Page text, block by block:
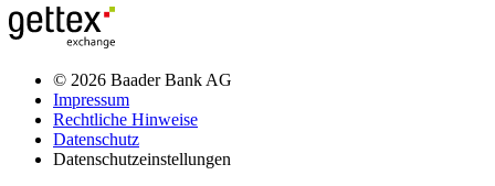
© 2026 Baader Bank AG
Impressum
Rechtliche Hinweise
Datenschutz
Datenschutzeinstellungen